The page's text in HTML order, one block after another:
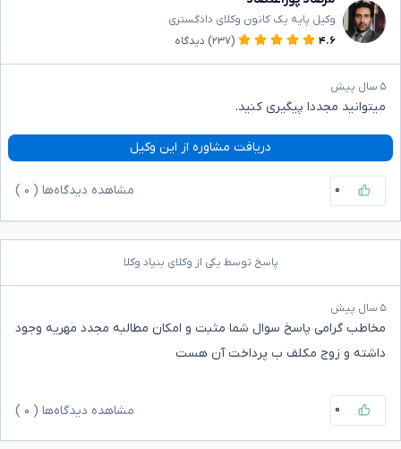
وکیل پایه یک کانون وکلای دادگستری
۴.۶
(۲۳۷) دیدگاه
۵ سال پیش
میتوانید مجددا پیگیری کنید.
دریافت مشاوره از این وکیل
۰ مشاهده دیدگاه‌ها ( ۰
پاسخ توسط یکی از وکلای بنیاد وکلا
۵ سال پیش
مخاطب گرامی پاسخ سوال شما مثبت و امکان مطالبه مجدد مهریه وجود
داشته و زوج مکلف ب پرداخت آن هست
۰ مشاهده دیدگاه‌ها ( ۰